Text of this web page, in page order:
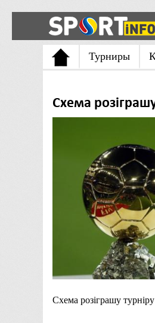
Турниры
Схема
Схема розіграшу